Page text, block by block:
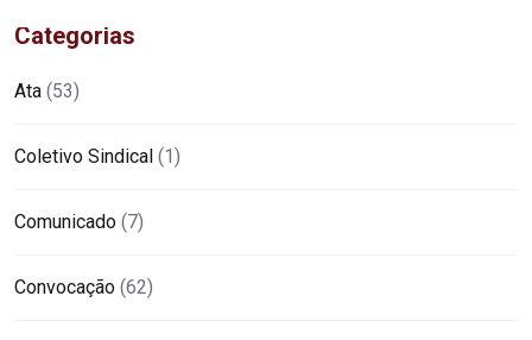
Categorias
Ata (53)
Coletivo Sindical (1)
Comunicado (7)
Convocação (62)